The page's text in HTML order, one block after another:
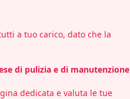
a tuo carico, dato che la
di pulizia e di manutenzione
dedicata e valuta le tue